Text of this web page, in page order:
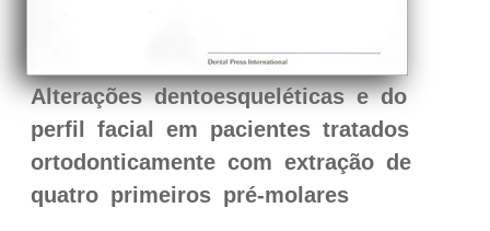
Alterações dentoesqueléticas e do
perfil facial em pacientes tratados
ortodonticamente com extração de
quatro primeiros pré-molares